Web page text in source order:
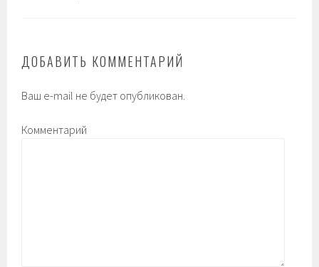
ДОБАВИТЬ КОММЕНТАРИЙ
Ваш e-mail не будет опубликован.
Комментарий